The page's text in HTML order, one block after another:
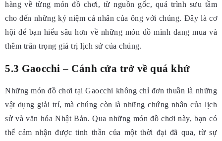
hàng về từng món đồ chơi, từ nguồn gốc, quá trình sưu tầm
cho đến những kỷ niệm cá nhân của ông với chúng. Đây là cơ
hội để bạn hiểu sâu hơn về những món đồ mình đang mua và
thêm trân trọng giá trị lịch sử của chúng.
5.3 Gaocchi – Cánh cửa trở về quá khứ
Những món đồ chơi tại Gaocchi không chỉ đơn thuần là những
vật dụng giải trí, mà chúng còn là những chứng nhân của lịch
sử và văn hóa Nhật Bản. Qua những món đồ chơi này, bạn có
thể cảm nhận được tinh thần của một thời đại đã qua, từ sự